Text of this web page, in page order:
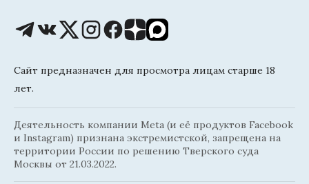
Сайт предназначен для просмотра лицам старше 18
лет.
Деятельность компании Meta (и её продуктов Facebook
и Instagram) признана экстремистской, запрещена на
территории России по решению Тверского суда
Москвы от 21.03.2022.